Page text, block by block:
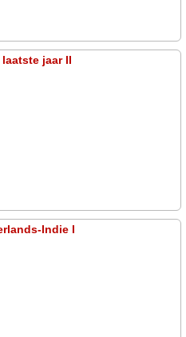
laatste jaar II
Indie I